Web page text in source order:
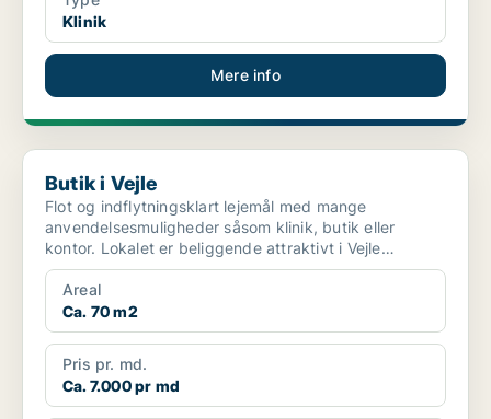
Klinik
Mere info
Butik i Vejle
Butik i Vejle
Flot og indflytningsklart lejemål med mange
anvendelsesmuligheder såsom klinik, butik eller
kontor. Lokalet er beliggende attraktivt i Vejle
centrum på G...
Areal
Ca. 70 m2
Pris pr. md.
Ca. 7.000 pr md